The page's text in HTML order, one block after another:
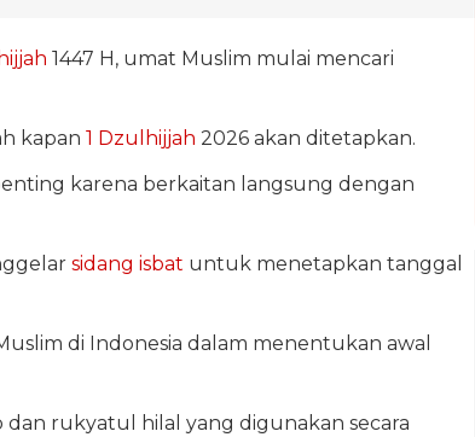
1447 H, umat Muslim mulai mencari
kapan 1 Dzulhijjah 2026 akan ditetapkan.
karena berkaitan langsung dengan
sidang isbat untuk menetapkan tanggal
di Indonesia dalam menentukan awal
dan rukyatul hilal yang digunakan secara